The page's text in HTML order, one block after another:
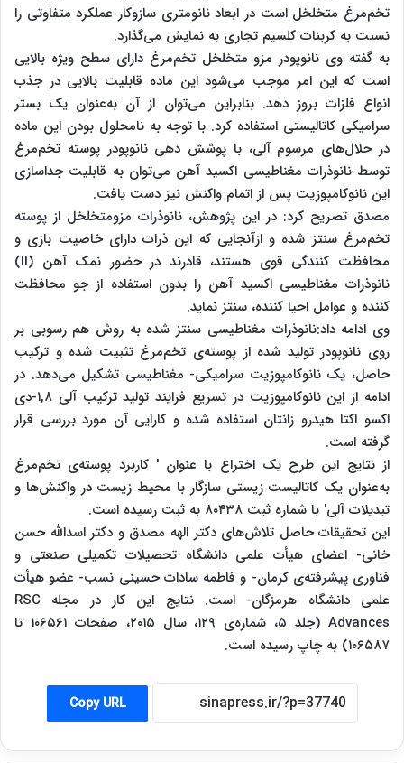
تخم‌مرغ متخلخل است در ابعاد نانومتری سازوکار عملکرد متفاوتی را
نسبت به کربنات کلسیم تجاری به نمایش می‌گذارد.
به گفته وی نانوپودر مزو متخلخل تخم‌مرغ دارای سطح ویژه‌ بالایی
است که این امر موجب می‌شود این ماده قابلیت بالایی در جذب
انواع فلزات بروز دهد. بنابراین می‌توان از آن به‌عنوان یک بستر
سرامیکی کاتالیستی استفاده کرد. با توجه به نامحلول بودن این ماده
در حلال‌های مرسوم آلی، با پوشش دهی نانوپودر پوسته‌ تخم‌مرغ
توسط نانوذرات مغناطیسی اکسید آهن می‌توان به قابلیت جداسازی
این نانوکامپوزیت پس از اتمام واکنش نیز دست یافت.
مصدق تصریح کرد: در این پژوهش، نانوذرات مزومتخلخل از پوسته‌
تخم‌مرغ سنتز شده و ازآنجایی‌ که این ذرات دارای خاصیت بازی و
محافظت کنندگی قوی هستند، قادرند در حضور نمک آهن (II)
نانوذرات مغناطیسی اکسید آهن را بدون استفاده از جو محافظت
کننده و عوامل احیا کننده، سنتز نماید.
وی ادامه داد:نانوذرات مغناطیسی سنتز شده به روش هم رسوبی بر
روی نانوپودر تولید شده از پوسته‌ی تخم‌مرغ تثبیت شده و ترکیب
حاصل، یک نانوکامپوزیت سرامیکی- مغناطیسی تشکیل می‌دهد. در
ادامه از این نانوکامپوزیت در تسریع فرایند تولید ترکیب آلی ۱,۸-دی
اکسو اکتا هیدرو زانتان استفاده شده و کارایی آن مورد بررسی قرار
گرفته است.
از نتایج این طرح یک اختراع با عنوان ' کاربرد پوسته‌ی تخم‌مرغ
به‌عنوان یک کاتالیست زیستی سازگار با محیط‌ زیست در واکنش‌ها و
تبدیلات آلی' با شماره ثبت ۸۰۴۳۸ به ثبت رسیده است.
این تحقیقات حاصل تلاش‌های دکتر الهه مصدق و دکتر اسدالله حسن
خانی- اعضای هیأت علمی دانشگاه تحصیلات تکمیلی صنعتی و
فناوری پیشرفته‌ی کرمان- و فاطمه سادات حسینی نسب- عضو هیأت
علمی دانشگاه هرمزگان- است. نتایج این کار در مجله‌ RSC
Advances (جلد ۵، شماره‌ی ۱۲۹، سال ۲۰۱۵، صفحات ۱۰۶۵۶۱ تا
۱۰۶۵۸۷) به چاپ رسیده است.
Copy URL